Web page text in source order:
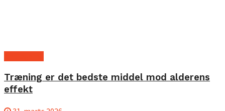
Træning er det bedste middel mod alderens
effekt